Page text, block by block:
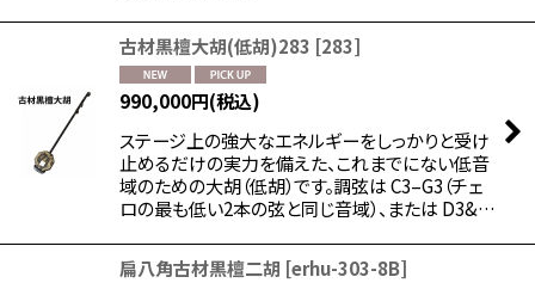
古材黒檀大胡(低胡)283 [283]
990,000円(税込)
ステージ上の強大なエネルギーをしっかりと受け
止めるだけの実力を備えた、これまでにない低音
域のための大胡（低胡）です。調弦は C3–G3（チェ
ロの最も低い2本の弦と同じ音域）、または D3&…
扁八角古材黒檀二胡 [erhu-303-8B]